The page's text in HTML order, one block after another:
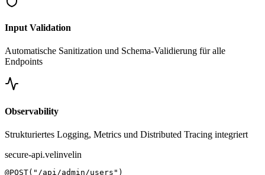
Input Validation
Automatische Sanitization und Schema-Validierung für alle
Endpoints
Observability
Strukturiertes Logging, Metrics und Distributed Tracing integriert
secure-api.velinvelin
@POST("/api/admin/users")